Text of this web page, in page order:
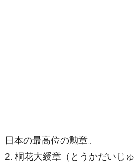
日本の最高位の勲章。
2. 桐花大綬章（とうかだいじゅ